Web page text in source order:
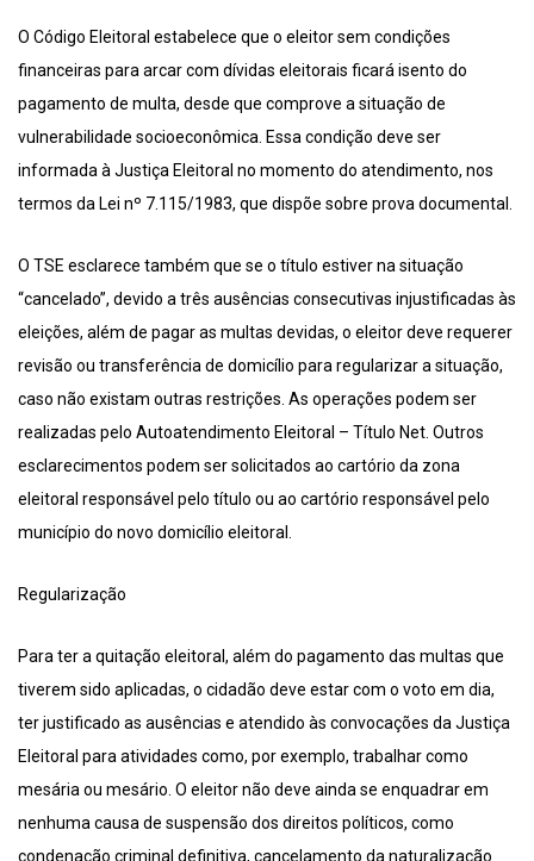
O Código Eleitoral estabelece que o eleitor sem condições
financeiras para arcar com dívidas eleitorais ficará isento do
pagamento de multa, desde que comprove a situação de
vulnerabilidade socioeconômica. Essa condição deve ser
informada à Justiça Eleitoral no momento do atendimento, nos
termos da Lei nº 7.115/1983, que dispõe sobre prova documental.
O TSE esclarece também que se o título estiver na situação
“cancelado”, devido a três ausências consecutivas injustificadas às
eleições, além de pagar as multas devidas, o eleitor deve requerer
revisão ou transferência de domicílio para regularizar a situação,
caso não existam outras restrições. As operações podem ser
realizadas pelo Autoatendimento Eleitoral – Título Net. Outros
esclarecimentos podem ser solicitados ao cartório da zona
eleitoral responsável pelo título ou ao cartório responsável pelo
município do novo domicílio eleitoral.
Regularização
Para ter a quitação eleitoral, além do pagamento das multas que
tiverem sido aplicadas, o cidadão deve estar com o voto em dia,
ter justificado as ausências e atendido às convocações da Justiça
Eleitoral para atividades como, por exemplo, trabalhar como
mesária ou mesário. O eleitor não deve ainda se enquadrar em
nenhuma causa de suspensão dos direitos políticos, como
condenação criminal definitiva, cancelamento da naturalização